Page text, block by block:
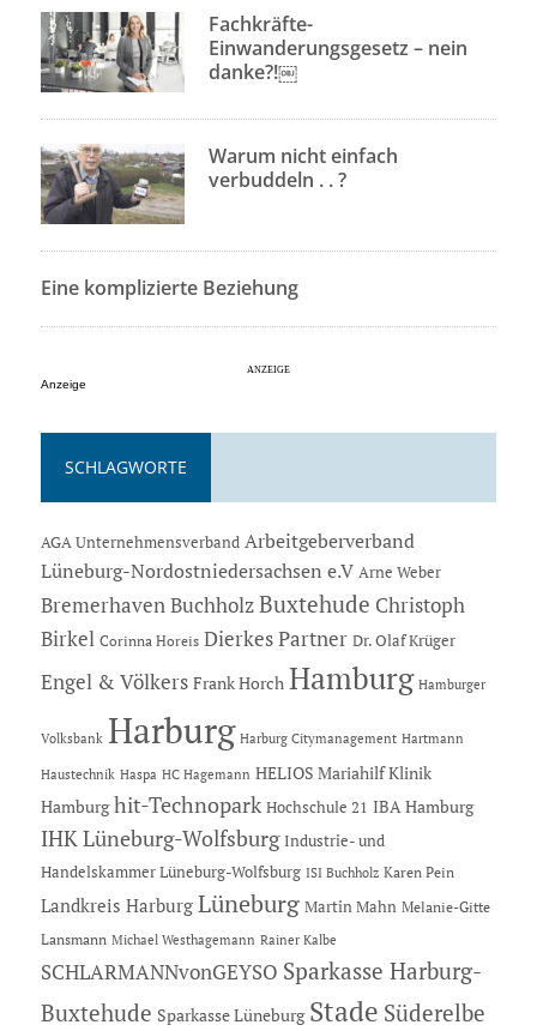
Fachkräfte-
Einwanderungsgesetz – nein
danke?!￼
Warum nicht einfach
verbuddeln . . ?
Eine komplizierte Beziehung
Anzeige
SCHLAGWORTE
AGA Unternehmensverband Arbeitgeberverband
Lüneburg-Nordostniedersachsen e.V Arne Weber
Bremerhaven Buchholz Buxtehude Christoph
Birkel Corinna Horeis Dierkes Partner Dr. Olaf Krüger
Engel & Völkers Frank Horch Hamburg Hamburger
Volksbank Harburg Harburg Citymanagement Hartmann
Haustechnik Haspa HC Hagemann HELIOS Mariahilf Klinik
Hamburg hit-Technopark Hochschule 21 IBA Hamburg
IHK Lüneburg-Wolfsburg Industrie- und
Handelskammer Lüneburg-Wolfsburg ISI Buchholz Karen Pein
Landkreis Harburg Lüneburg Martin Mahn Melanie-Gitte
Lansmann Michael Westhagemann Rainer Kalbe
SCHLARMANNvonGEYSO Sparkasse Harburg-
Buxtehude Sparkasse Lüneburg Stade Süderelbe